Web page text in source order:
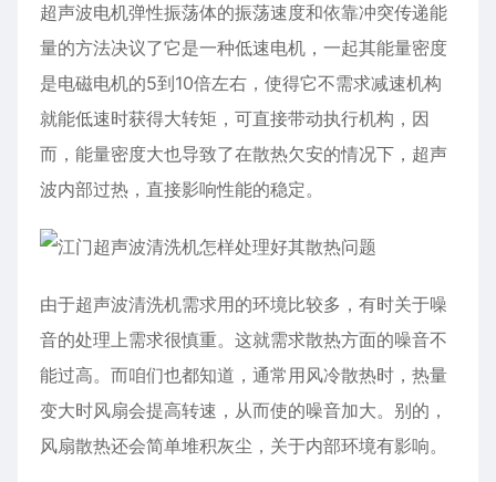
超声波电机弹性振荡体的振荡速度和依靠冲突传递能
量的方法决议了它是一种低速电机，一起其能量密度
是电磁电机的5到10倍左右，使得它不需求减速机构
就能低速时获得大转矩，可直接带动执行机构，因
而，能量密度大也导致了在散热欠安的情况下，超声
波内部过热，直接影响性能的稳定。
由于超声波清洗机需求用的环境比较多，有时关于噪
音的处理上需求很慎重。这就需求散热方面的噪音不
能过高。而咱们也都知道，通常用风冷散热时，热量
变大时风扇会提高转速，从而使的噪音加大。别的，
风扇散热还会简单堆积灰尘，关于内部环境有影响。